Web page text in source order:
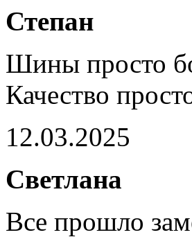
Степан
Шины просто
Качество
12.03.2025
Светлана
Все прошло